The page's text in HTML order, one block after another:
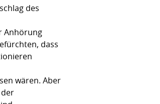
des
Anhörung
dass
wären. Aber